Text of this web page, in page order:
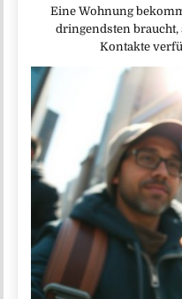
Eine Wohnung
dringendsten braucht,
Kontakte